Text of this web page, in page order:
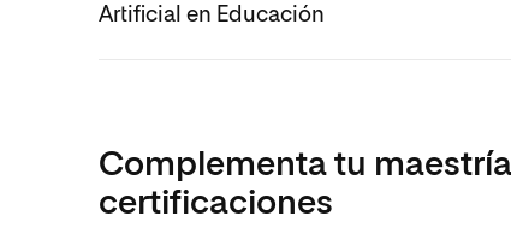
Artificial en Educación
Complementa tu
certificaciones